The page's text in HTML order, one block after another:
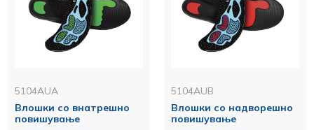
5104AUA
Влошки со внатрешно
повишувањe
5104AUB
Влошки со надворешно
повишување